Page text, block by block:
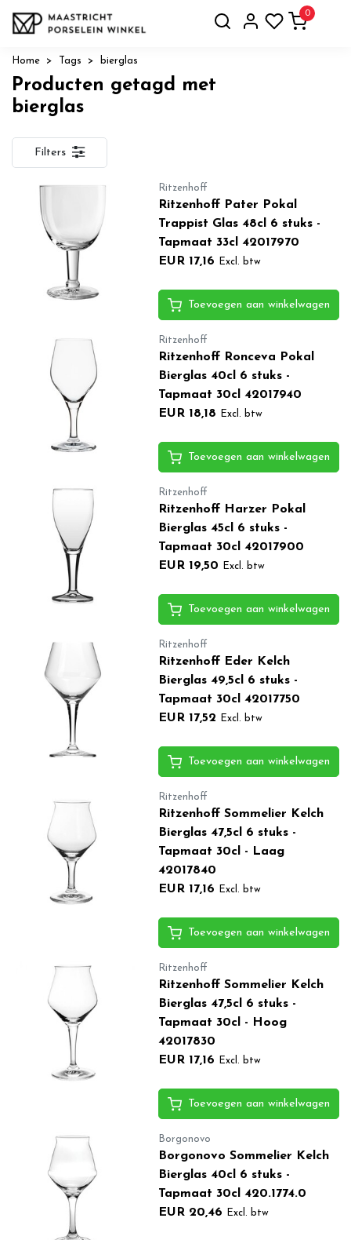
0
Home Tags bierglas
Producten getagd met
bierglas
Filters
Ritzenhoff
Ritzenhoff Pater Pokal
Trappist Glas 48cl 6 stuks -
Tapmaat 33cl 42017970
EUR 17,16
Excl. btw
Toevoegen aan winkelwagen
Ritzenhoff
Ritzenhoff Ronceva Pokal
Bierglas 40cl 6 stuks -
Tapmaat 30cl 42017940
EUR 18,18
Excl. btw
Toevoegen aan winkelwagen
Ritzenhoff
Ritzenhoff Harzer Pokal
Bierglas 45cl 6 stuks -
Tapmaat 30cl 42017900
EUR 19,50
Excl. btw
Toevoegen aan winkelwagen
Ritzenhoff
Ritzenhoff Eder Kelch
Bierglas 49,5cl 6 stuks -
Tapmaat 30cl 42017750
EUR 17,52
Excl. btw
Toevoegen aan winkelwagen
Ritzenhoff
Ritzenhoff Sommelier Kelch
Bierglas 47,5cl 6 stuks -
Tapmaat 30cl - Laag
42017840
EUR 17,16
Excl. btw
Toevoegen aan winkelwagen
Ritzenhoff
Ritzenhoff Sommelier Kelch
Bierglas 47,5cl 6 stuks -
Tapmaat 30cl - Hoog
42017830
EUR 17,16
Excl. btw
Toevoegen aan winkelwagen
Borgonovo
Borgonovo Sommelier Kelch
Bierglas 40cl 6 stuks -
Tapmaat 30cl 420.1774.0
EUR 20,46
Excl. btw